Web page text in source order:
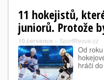
11 hokejistů,
juniorů. Protože
10.července » SportRevue.cz
Od
hráči